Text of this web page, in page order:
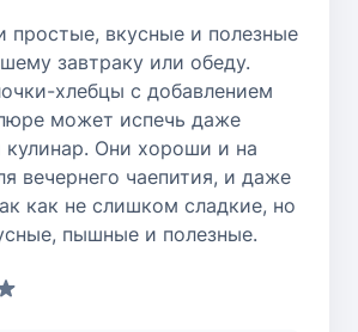
простые, вкусные и полезные
завтраку или обеду.
хлебцы с добавлением
может испечь даже
Они хороши и на
вечернего чаепития, и даже
как не слишком сладкие, но
пышные и полезные.